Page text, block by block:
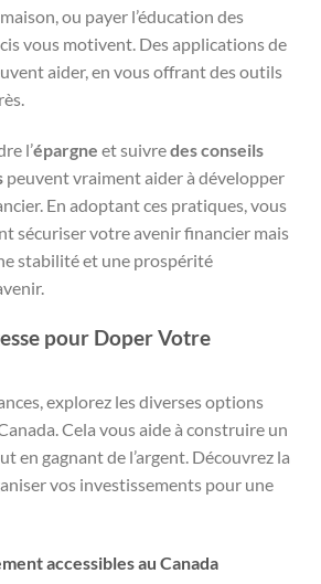
ou payer l’éducation des
vous motivent. Des applications de
aider, en vous offrant des outils
l’épargne et suivredes conseils
peuvent vraiment aider à développer
En adoptant ces pratiques, vous
sécuriser votre avenir financier mais
stabilité et une prospérité
pour Doper Votre
explorez les diverses options
Cela vous aide à construire un
en gagnant de l’argent. Découvrez la
vos investissements pour une
accessibles au Canada